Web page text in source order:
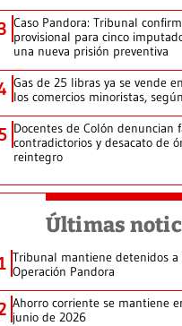
Caso Pandora: Tribunal
provisional para cinco
una nueva prisión preventiva
Gas de 25 libras ya se vende
los comercios minoristas,
Docentes de Colón denuncian
contradictorios y desacato de
reintegro
Últimas
Tribunal mantiene detenidos
Operación Pandora
Ahorro corriente se mantiene
junio de 2026